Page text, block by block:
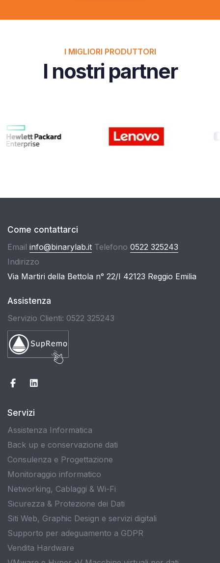
I MIGLIORI PRODUTTORI
I nostri partner
Come contattarci
Email info@binarylab.it Telefono 0522 325243
Indirizzo
Via Martiri della Bettola n° 22/I 42123 Reggio Emilia
Assistenza
Servizio Clienti: 0522 325243
Servizi
Assistenza Informatica
Back up e conservazione dati
Consulenza e Progettazione
Monitoraggio informatico
Networking, Cablaggi & Wi-Fi
Sicurezza & Protezione dei Dati
Siti Web, Graphic Design e servizi digitali
Supporto per adeguamento a GDPR
Vendita Hardware